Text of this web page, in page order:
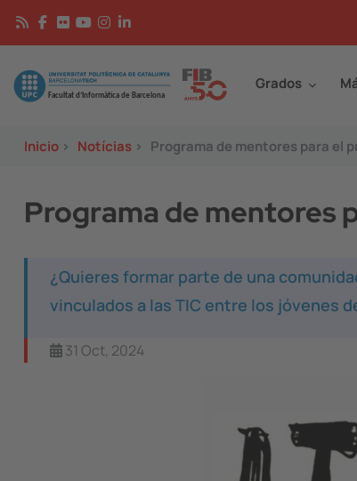
Pasar al contenido principal
Image Grados
Inicio > Notícias > Programa de mentores para el
Programa de mentores
¿Quieres formar parte de una
vinculados a las TIC entre los jóvenes
31 Oct, 2024